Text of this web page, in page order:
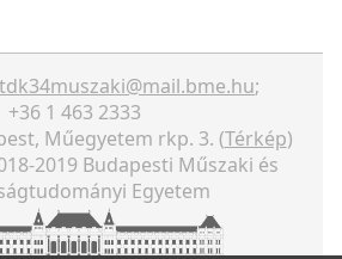
;
+36 1 463 2333
Műegyetem rkp. 3. (Térkép)
2019 Budapesti Műszaki és
Egyetem